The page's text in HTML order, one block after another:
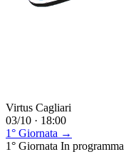
Virtus Cagliari
03/10 · 18:00
1° Giornata →
1° Giornata In programma